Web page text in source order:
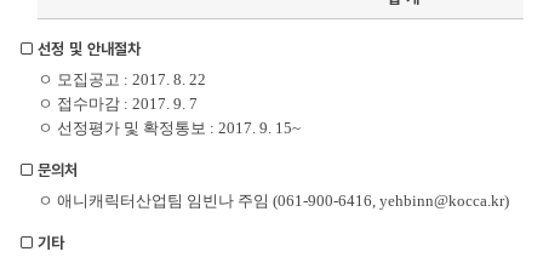
□ 선정 및 안내절차
ㅇ 모집공고 : 2017. 8. 22
ㅇ 접수마감 : 2017. 9. 7
ㅇ 선정평가 및 확정통보 : 2017. 9. 15~
□ 문의처
ㅇ 애니캐릭터산업팀 임빈나 주임 (061-900-6416, yehbinn@kocca.kr)
□ 기타